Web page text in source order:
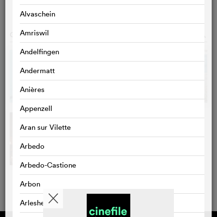
Alvaschein
Amriswil
Andelfingen
Andermatt
Anières
Appenzell
Aran sur Vilette
Arbedo
Arbedo-Castione
Arbon
Arlesheim
GALERIE